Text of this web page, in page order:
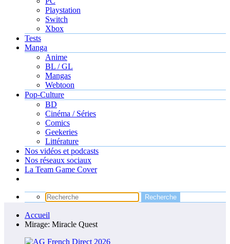
Playstation
Switch
Xbox
Tests
Manga
Anime
BL / GL
Mangas
Webtoon
Pop-Culture
BD
Cinéma / Séries
Comics
Geekeries
Littérature
Nos vidéos et podcasts
Nos réseaux sociaux
La Team Game Cover
Accueil
Mirage: Miracle Quest